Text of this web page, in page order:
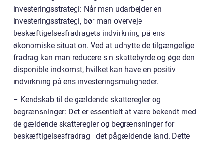
investeringsstrategi: Når man udarbejder en
investeringsstrategi, bør man overveje
beskæftigelsesfradragets indvirkning på ens
økonomiske situation. Ved at udnytte de tilgængelige
fradrag kan man reducere sin skattebyrde og øge den
disponible indkomst, hvilket kan have en positiv
indvirkning på ens investeringsmuligheder.
– Kendskab til de gældende skatteregler og
begrænsninger: Det er essentielt at være bekendt med
de gældende skatteregler og begrænsninger for
beskæftigelsesfradrag i det pågældende land. Dette